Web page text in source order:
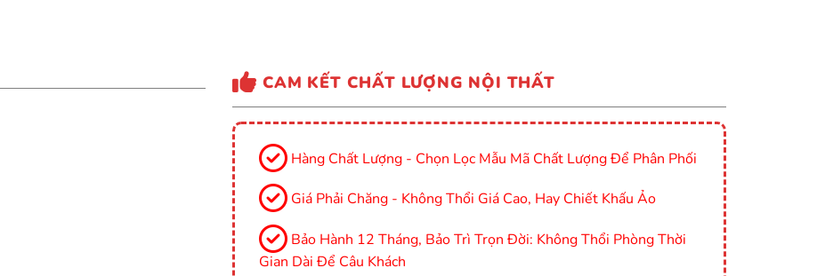
CAM KẾT CHẤT LƯỢNG NỘI THẤT
Hàng Chất Lượng - Chọn Lọc Mẫu Mã Chất Lượng Để Phân Phối
Giá Phải Chăng - Không Thổi Giá Cao, Hay Chiết Khấu Ảo
Bảo Hành 12 Tháng, Bảo Trì Trọn Đời: Không Thổi Phòng Thời
Gian Dài Để Câu Khách